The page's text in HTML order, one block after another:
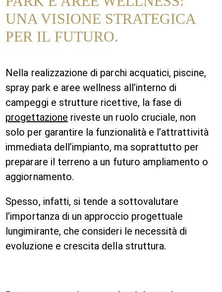
UNA VISIONE STRATEGICA
PER IL FUTURO.
Nella realizzazione di parchi acquatici, piscine,
spray park e aree wellness all’interno di
campeggi e strutture ricettive, la fase di
progettazione riveste un ruolo cruciale, non
solo per garantire la funzionalità e l’attrattività
immediata dell’impianto, ma soprattutto per
preparare il terreno a un futuro ampliamento o
aggiornamento.
Spesso, infatti, si tende a sottovalutare
l’importanza di un approccio progettuale
lungimirante, che consideri le necessità di
evoluzione e crescita della struttura.